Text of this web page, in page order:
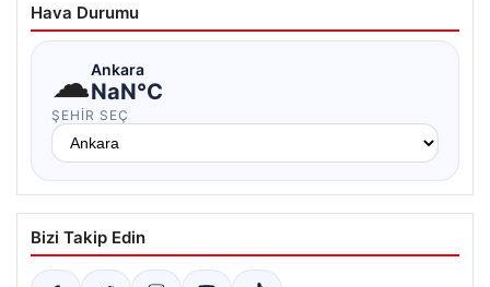
Hava Durumu
☁Ankara
NaN°C
ŞEHIR SEÇ
Bizi Takip Edin